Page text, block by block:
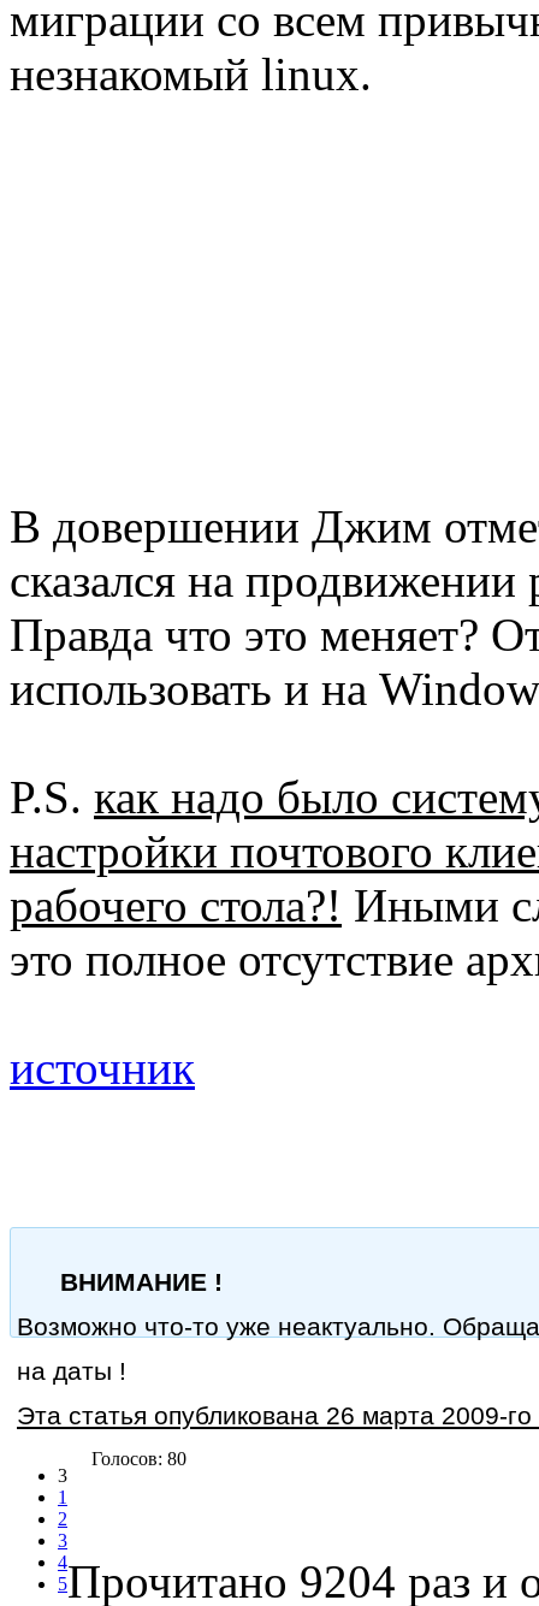
миграции со всем
незнакомый linux.
В довершении Джим
сказался на
Правда что это меняет?
использовать и на
P.S. как надо было
настройки почтового
рабочего стола?! Иными
это полное отсутствие
источник
ВНИМАНИЕ !
Возможно что-то уже неактуально.
на даты !
Эта статья опубликована 26 марта 2009-го
3
1
2
3
4
5
Голосов: 80
Прочитано 9204 раз и